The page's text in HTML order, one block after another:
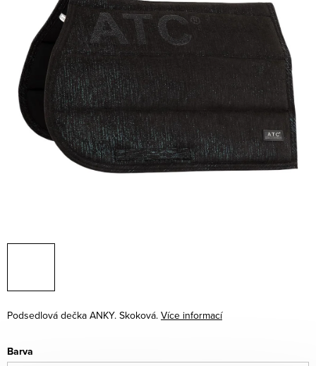
Podsedlová dečka ANKY. Skoková. Více informací
Barva